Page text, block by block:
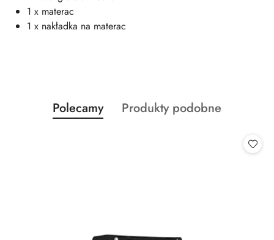
1 x materac
1 x nakładka na materac
Pomiń karuzelę produktów
Produkty
o
Polecamy
Produkty
Produkty podobne